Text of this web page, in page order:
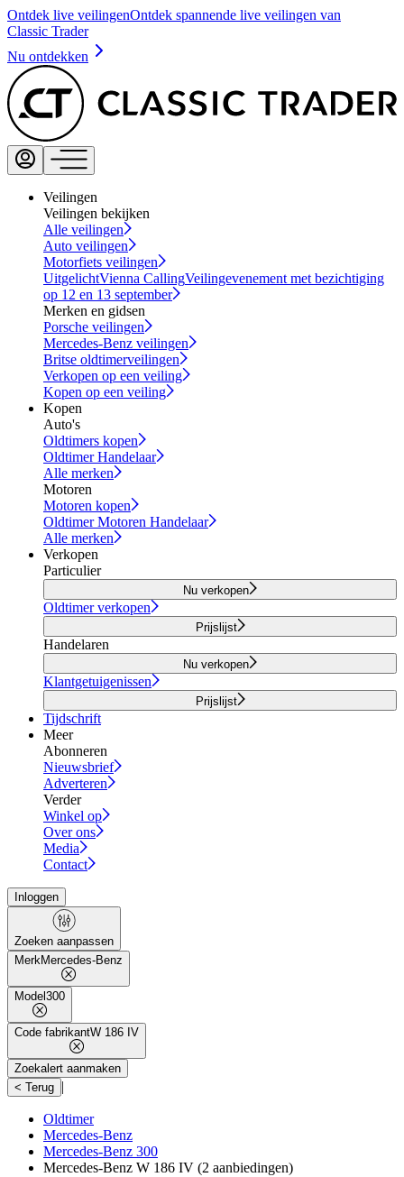
Ontdek live veilingenOntdek spannende live veilingen van
Classic Trader
Nu ontdekken
Veilingen
Veilingen bekijken
Alle veilingen
Auto veilingen
Motorfiets veilingen
UitgelichtVienna CallingVeilingevenement met bezichtiging
op 12 en 13 september
Merken en gidsen
Porsche veilingen
Mercedes-Benz veilingen
Britse oldtimerveilingen
Verkopen op een veiling
Kopen op een veiling
Kopen
Auto's
Oldtimers kopen
Oldtimer Handelaar
Alle merken
Motoren
Motoren kopen
Oldtimer Motoren Handelaar
Alle merken
Verkopen
Particulier
Nu verkopen
Oldtimer verkopen
Prijslijst
Handelaren
Nu verkopen
Klantgetuigenissen
Prijslijst
Tijdschrift
Meer
Abonneren
Nieuwsbrief
Adverteren
Verder
Winkel op
Over ons
Media
Contact
Inloggen
Zoeken aanpassen
MerkMercedes-Benz
Model 300
Code fabrikantW 186 IV
Zoekalert aanmaken
< Terug |
Oldtimer
Mercedes-Benz
Mercedes-Benz 300
Mercedes-Benz W 186 IV (2 aanbiedingen)